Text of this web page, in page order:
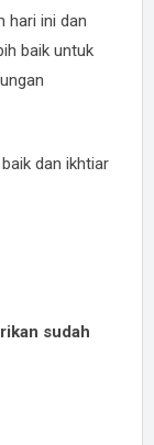
hari ini dan
baik untuk
dan ikhtiar
sudah